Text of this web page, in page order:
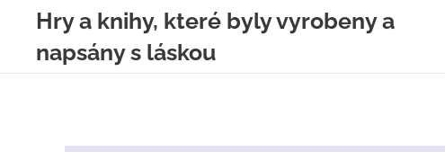
Hry a knihy, které byly vyrobeny a
napsány s láskou